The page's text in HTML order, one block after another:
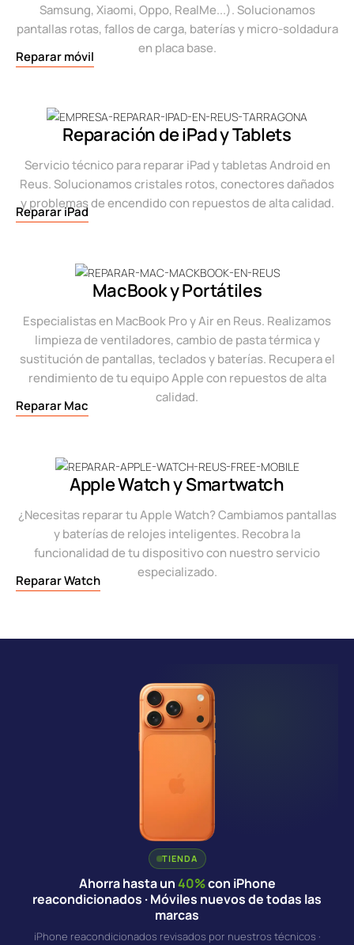
Samsung, Xiaomi, Oppo, RealMe...). Solucionamos
pantallas rotas, fallos de carga, baterías y micro-soldadura
en placa base.
Reparar móvil
Reparación de iPad y Tablets
Servicio técnico para reparar iPad y tabletas Android en
Reus. Solucionamos cristales rotos, conectores dañados
y problemas de encendido con repuestos de alta calidad.
Reparar iPad
MacBook y Portátiles
Especialistas en MacBook Pro y Air en Reus. Realizamos
limpieza de ventiladores, cambio de pasta térmica y
sustitución de pantallas, teclados y baterías. Recupera el
rendimiento de tu equipo Apple con repuestos de alta
calidad.
Reparar Mac
Apple Watch y Smartwatch
¿Necesitas reparar tu Apple Watch? Cambiamos pantallas
y baterías de relojes inteligentes. Recobra la
funcionalidad de tu dispositivo con nuestro servicio
especializado.
Reparar Watch
TIENDA
Ahorra hasta un40%con iPhone
reacondicionados · Móviles nuevos de todas las
marcas
iPhone reacondicionados revisados por nuestros técnicos ·